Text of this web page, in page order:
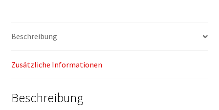
Beschreibung
Zusätzliche Informationen
Beschreibung